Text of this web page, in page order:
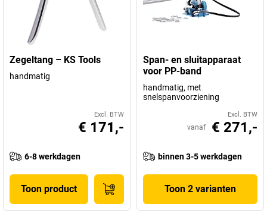
Zegeltang – KS Tools
handmatig
Excl. BTW
€ 171,-
6-8 werkdagen
Toon product
Span- en sluitapparaat
voor PP-band
handmatig, met
snelspanvoorziening
Excl. BTW
vanaf € 271,-
binnen 3-5 werkdagen
Toon 2 varianten